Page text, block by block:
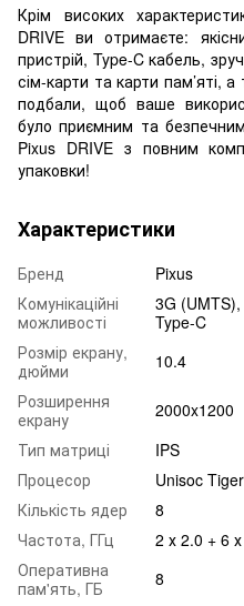
Крім високих
DRIVE ви отримаєте:
пристрій, Type-C кабель,
сім-карти та карти пам’яті,
подбали, щоб ваше
було приємним та
Pixus DRIVE з повним
упаковки!
Характеристики
Бренд
Pixus
Комунікаційні
можливості
3G
Type-C
Розмір екрану,
дюйми
10.4
Розширення
екрану
2000x1200
Тип матриці
IPS
Процесор
Unisoc
Кількість ядер
8
Частота, ГГц
2 х 2.0 + 6
Оперативна
пам'ять, ГБ
8